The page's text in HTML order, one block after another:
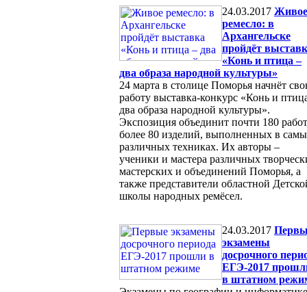
24.03.2017 Живое
ремесло: в
Архангельске
пройдёт
«Конь и птица –
два образа народной культуры»
24 марта в столице Поморья начнёт
работу выставка-конкурс «Конь и
два образа народной культуры».
Экспозиция объединит почти 180
более 80 изделий, выполненных в
различных техниках. Их авторы –
ученики и мастера различных
мастерских и объединений Поморья, а
также представители областной
школы народных ремёсел.
24.03.2017
экзамены
досрочного
ЕГЭ-2017
в штатном